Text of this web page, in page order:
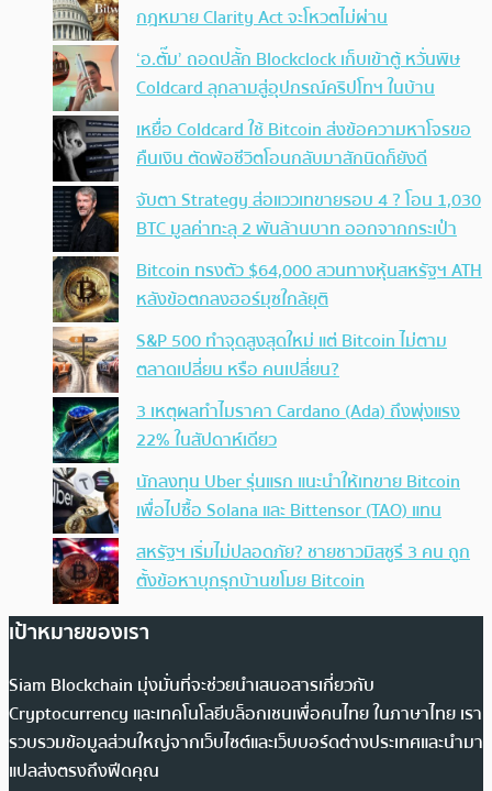
กฎหมาย Clarity Act จะโหวตไม่ผ่าน
‘อ.ตั๊ม’ ถอดปลั้ก Blockclock เก็บเข้าตู้ หวั่นพิษ
Coldcard ลุกลามสู่อุปกรณ์คริปโทฯ ในบ้าน
เหยื่อ Coldcard ใช้ Bitcoin ส่งข้อความหาโจรขอ
คืนเงิน ตัดพ้อชีวิตโอนกลับมาสักนิดก็ยังดี
จับตา Strategy ส่อแววเทขายรอบ 4 ? โอน 1,030
BTC มูลค่าทะลุ 2 พันล้านบาท ออกจากกระเป๋า
Bitcoin ทรงตัว $64,000 สวนทางหุ้นสหรัฐฯ ATH
หลังข้อตกลงฮอร์มุซใกล้ยุติ
S&P 500 ทำจุดสูงสุดใหม่ แต่ Bitcoin ไม่ตาม
ตลาดเปลี่ยน หรือ คนเปลี่ยน?
3 เหตุผลทำไมราคา Cardano (Ada) ถึงพุ่งแรง
22% ในสัปดาห์เดียว
นักลงทุน Uber รุ่นแรก แนะนำให้เทขาย Bitcoin
เพื่อไปซื้อ Solana และ Bittensor (TAO) แทน
สหรัฐฯ เริ่มไม่ปลอดภัย? ชายชาวมิสซูรี 3 คน ถูก
ตั้งข้อหาบุกรุกบ้านขโมย Bitcoin
เป้าหมายของเรา
Siam Blockchain มุ่งมั่นที่จะช่วยนำเสนอสารเกี่ยวกับ
Cryptocurrency และเทคโนโลยีบล็อกเชนเพื่อคนไทย ในภาษาไทย เรา
รวบรวมข้อมูลส่วนใหญ่จากเว็บไซต์และเว็บบอร์ดต่างประเทศและนำมา
แปลส่งตรงถึงฟีดคุณ